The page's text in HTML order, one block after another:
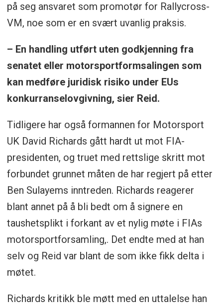
på seg ansvaret som promotør for Rallycross-
VM, noe som er en svært uvanlig praksis.
– En handling utført uten godkjenning fra
senatet eller motorsportformsalingen som
kan medføre juridisk risiko under EUs
konkurranselovgivning, sier Reid.
Tidligere har også formannen for Motorsport
UK David Richards gått hardt ut mot FIA-
presidenten, og truet med rettslige skritt mot
forbundet grunnet måten de har regjert på etter
Ben Sulayems inntreden. Richards reagerer
blant annet på å bli bedt om å signere en
taushetsplikt i forkant av et nylig møte i FIAs
motorsportforsamling,. Det endte med at han
selv og Reid var blant de som ikke fikk delta i
møtet.
Richards kritikk ble møtt med en uttalelse han